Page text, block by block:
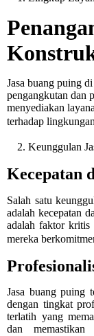
Jasa buang puing
pengangkutan dan
menyediakan
terhadap
2. Keunggulan
Kecepatan
Salah satu
adalah kecepatan
adalah faktor kritis
mereka
Jasa buang puing
dengan tingkat
terlatih yang
dan